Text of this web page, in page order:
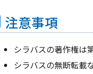
注意事項
シラバスの著作権は
シラバスの無断転載